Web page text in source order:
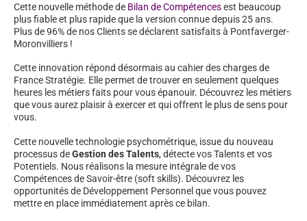
Cette nouvelle méthode de Bilan de Compétencesest beaucoup
plus fiable et plus rapide que la version connue depuis 25 ans.
Plus de 96% de nos Clients se déclarent satisfaits à Pontfaverger-
Moronvilliers !
Cette innovation répond désormais au cahier des charges de
France Stratégie. Elle permet de trouver en seulement quelques
heures les métiers faits pour vous épanouir. Découvrez les métiers
que vous aurez plaisir à exercer et qui offrent le plus de sens pour
vous.
Cette nouvelle technologie psychométrique, issue du nouveau
processus deGestion des Talents, détecte vos Talents et vos
Potentiels. Nous réalisons la mesure intégrale de vos
Compétences de Savoir-être (soft skills). Découvrez les
opportunités de Développement Personnel que vous pouvez
mettre en place immédiatement après ce bilan.